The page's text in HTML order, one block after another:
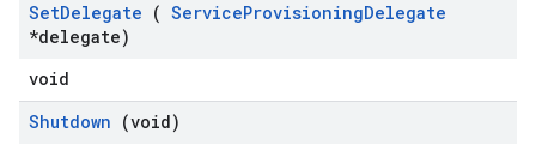
SetDelegate ( ServiceProvisioningDelegate
*delegate)
void
Shutdown (void)